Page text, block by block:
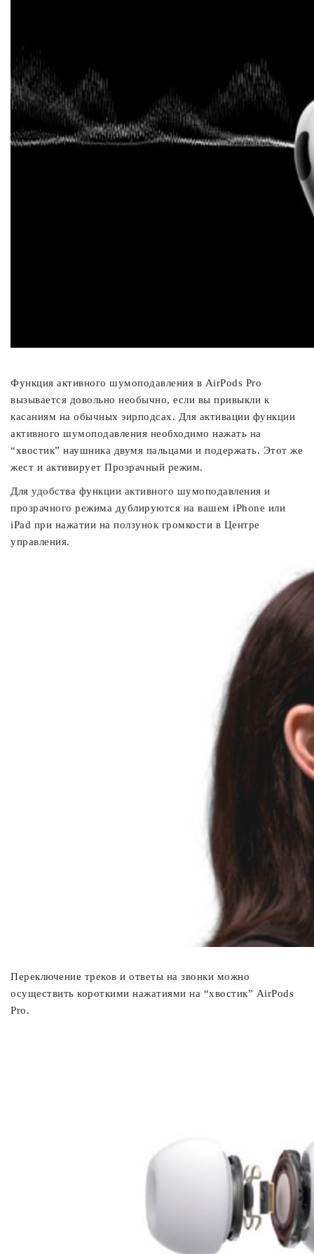
Функция активного шумоподавления в AirPods Pro
вызывается довольно необычно, если вы привыкли к
касаниям на обычных эирподсах. Для активации функции
активного шумоподавления необходимо нажать на
“хвостик” наушника двумя пальцами и подержать. Этот же
жест и активирует Прозрачный режим.
Для удобства функции активного шумоподавления и
прозрачного режима дублируются на вашем iPhone или
iPad при нажатии на ползунок громкости в Центре
управления.
Переключение треков и ответы на звонки можно
осуществить короткими нажатиями на “хвостик” AirPods
Pro.